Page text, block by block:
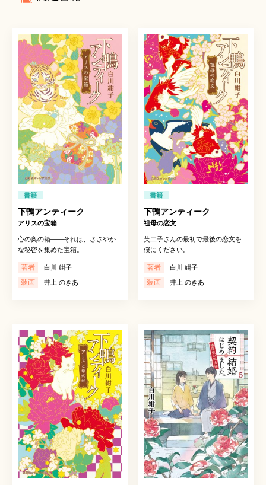
書籍
下鴨アンティーク
アリスの宝箱
心の奥の箱――それは、ささやか
な秘密を集めた宝箱。
著者 白川 紺子
装画 井上 のきあ
書籍
下鴨アンティーク
祖母の恋文
芙二子さんの最初で最後の恋文を
僕にください。
著者 白川 紺子
装画 井上 のきあ